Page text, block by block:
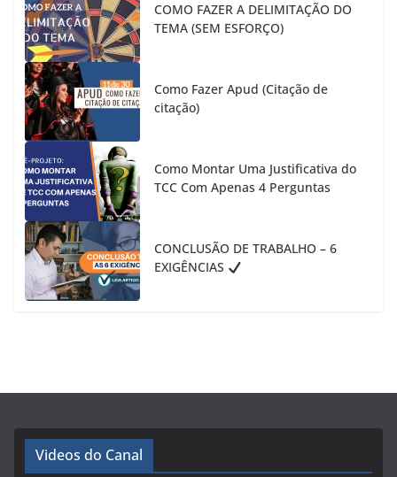
COMO FAZER A DELIMITAÇÃO DO
TEMA (SEM ESFORÇO)
Como Fazer Apud (Citação de
citação)
Como Montar Uma Justificativa do
TCC Com Apenas 4 Perguntas
CONCLUSÃO DE TRABALHO – 6
EXIGÊNCIAS
Videos do Canal